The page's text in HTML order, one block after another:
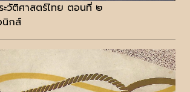
ะวัติศาสตร์ไทย ตอนที่่ ๒
นิกส์